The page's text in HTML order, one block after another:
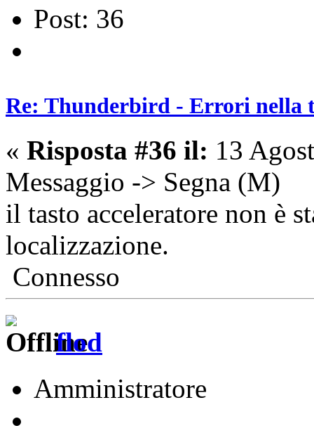
Post: 36
Re: Thunderbird - Errori nella
« Risposta #36 il: 13
Messaggio -> Segna (M)
il tasto acceleratore non è
localizzazione.
Connesso
flod
Amministratore